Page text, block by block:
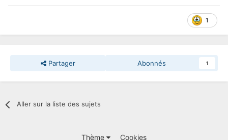
1
Partager Abonnés 1
Aller sur la liste des sujets
Thème Cookies